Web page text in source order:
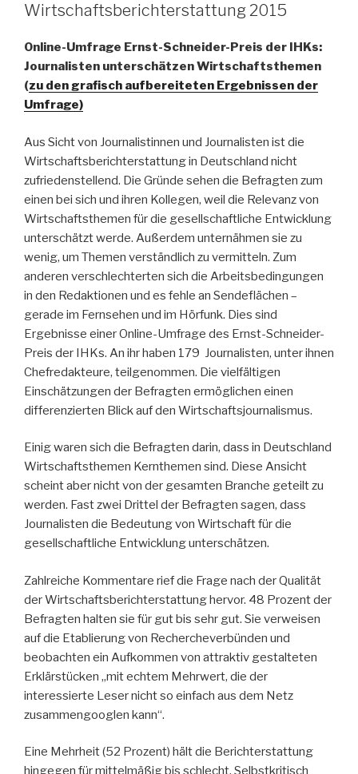
Wirtschaftsberichterstattung 2015
Online-Umfrage Ernst-Schneider-Preis der IHKs:
Journalisten unterschätzen Wirtschaftsthemen
(zu den grafisch aufbereiteten Ergebnissen der
Umfrage)
Aus Sicht von Journalistinnen und Journalisten ist die
Wirtschaftsberichterstattung in Deutschland nicht
zufriedenstellend. Die Gründe sehen die Befragten zum
einen bei sich und ihren Kollegen, weil die Relevanz von
Wirtschaftsthemen für die gesellschaftliche Entwicklung
unterschätzt werde. Außerdem unternähmen sie zu
wenig, um Themen verständlich zu vermitteln. Zum
anderen verschlechterten sich die Arbeitsbedingungen
in den Redaktionen und es fehle an Sendeflächen –
gerade im Fernsehen und im Hörfunk. Dies sind
Ergebnisse einer Online-Umfrage des Ernst-Schneider-
Preis der IHKs. An ihr haben 179 Journalisten, unter ihnen
Chef­redak­teure, teilgenommen. Die vielfältigen
Einschätzungen der Befragten ermöglichen einen
differenzierten Blick auf den Wirtschaftsjournalismus.
Einig waren sich die Befragten darin, dass in Deutschland
Wirtschaftsthemen Kernthemen sind. Diese Ansicht
scheint aber nicht von der gesamten Branche geteilt zu
werden. Fast zwei Drittel der Befragten sagen, dass
Journalisten die Bedeutung von Wirtschaft für die
gesellschaftliche Entwicklung unterschätzen.
Zahlreiche Kommentare rief die Frage nach der Qualität
der Wirtschaftsberichterstattung hervor. 48 Prozent der
Befragten halten sie für gut bis sehr gut. Sie verweisen
auf die Etablierung von Rechercheverbünden und
beobachten ein Aufkommen von attraktiv gestalteten
Erklärstücken „mit echtem Mehrwert, die der
interessierte Leser nicht so einfach aus dem Netz
zusammengooglen kann“.
Eine Mehrheit (52 Prozent) hält die Berichterstattung
hingegen für mittelmäßig bis schlecht. Selbstkritisch